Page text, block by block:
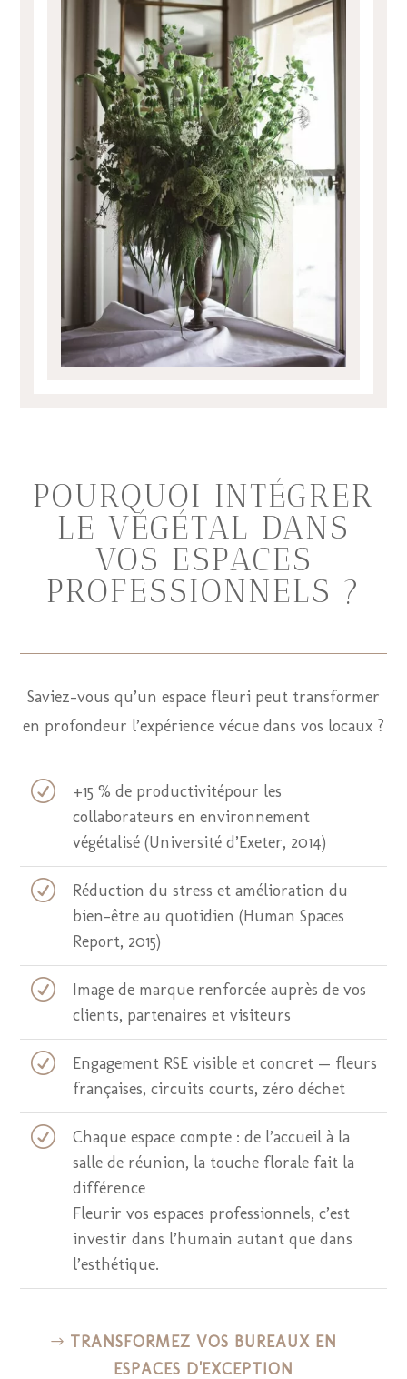
POURQUOI INTÉGRER
LE VÉGÉTAL DANS
VOS ESPACES
PROFESSIONNELS ?
Saviez-vous qu’un espace fleuri peut transformer
en profondeur l’expérience vécue dans vos locaux ?
R
+15 % de productivitépour les
collaborateurs en environnement
végétalisé (Université d’Exeter, 2014)
R
Réduction du stress et amélioration du
bien-être au quotidien (Human Spaces
Report, 2015)
R
Image de marque renforcée auprès de vos
clients, partenaires et visiteurs
R
Engagement RSE visible et concret — fleurs
françaises, circuits courts, zéro déchet
R
Chaque espace compte : de l’accueil à la
salle de réunion, la touche florale fait la
différence
Fleurir vos espaces professionnels, c’est
investir dans l’humain autant que dans
l’esthétique.
TRANSFORMEZ VOS BUREAUX EN
ESPACES D'EXCEPTION